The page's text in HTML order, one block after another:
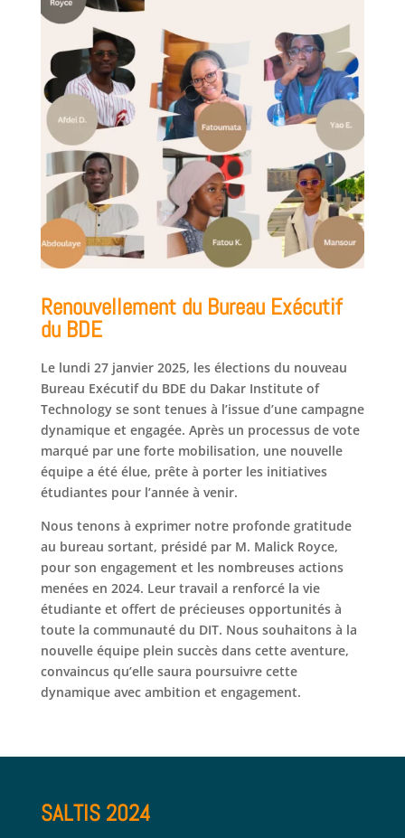
Renouvellement du Bureau Exécutif
du BDE
Le lundi 27 janvier 2025, les élections du nouveau
Bureau Exécutif du BDE du Dakar Institute of
Technology se sont tenues à l’issue d’une campagne
dynamique et engagée. Après un processus de vote
marqué par une forte mobilisation, une nouvelle
équipe a été élue, prête à porter les initiatives
étudiantes pour l’année à venir.
Nous tenons à exprimer notre profonde gratitude
au bureau sortant, présidé par M. Malick Royce,
pour son engagement et les nombreuses actions
menées en 2024. Leur travail a renforcé la vie
étudiante et offert de précieuses opportunités à
toute la communauté du DIT. Nous souhaitons à la
nouvelle équipe plein succès dans cette aventure,
convaincus qu’elle saura poursuivre cette
dynamique avec ambition et engagement.
SALTIS 2024